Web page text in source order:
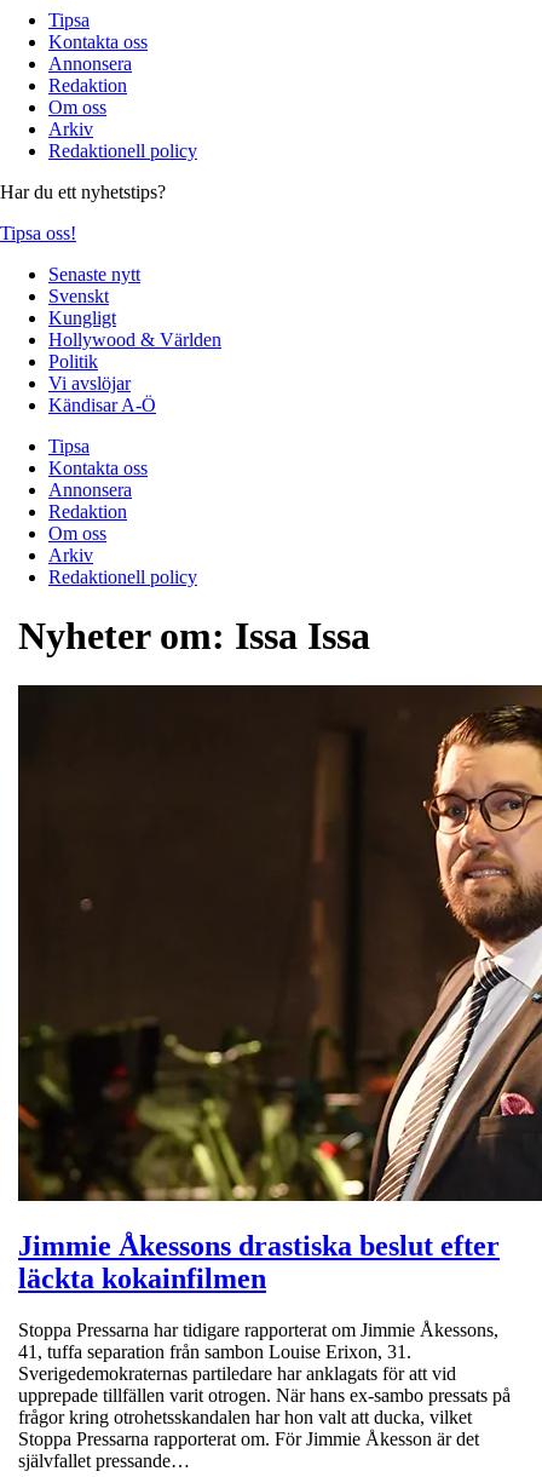
Tipsa
Kontakta oss
Annonsera
Redaktion
Om oss
Arkiv
Redaktionell policy
Har du ett nyhetstips?
Tipsa oss!
Senaste nytt
Svenskt
Kungligt
Hollywood & Världen
Politik
Vi avslöjar
Kändisar A-Ö
Tipsa
Kontakta oss
Annonsera
Redaktion
Om oss
Arkiv
Redaktionell policy
Nyheter om: Issa Issa
Jimmie Åkessons drastiska beslut efter
läckta kokainfilmen
Stoppa Pressarna har tidigare rapporterat om Jimmie Åkessons,
41, tuffa separation från sambon Louise Erixon, 31.
Sverigedemokraternas partiledare har anklagats för att vid
upprepade tillfällen varit otrogen. När hans ex-sambo pressats på
frågor kring otrohetsskandalen har hon valt att ducka, vilket
Stoppa Pressarna rapporterat om. För Jimmie Åkesson är det
självfallet pressande…